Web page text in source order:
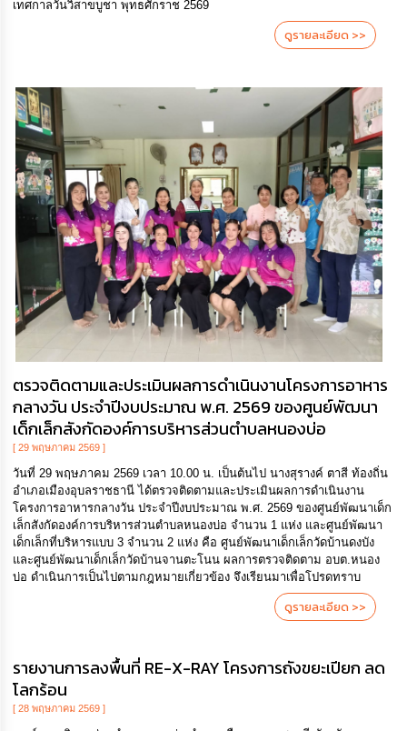
เทศกาลวันวิสาขบูชา พุทธศักราช 2569
ดูรายละเอียด >>
ตรวจติดตามและประเมินผลการดำเนินงานโครงการอาหาร
กลางวัน ประจำปีงบประมาณ พ.ศ. 2569 ของศูนย์พัฒนา
เด็กเล็กสังกัดองค์การบริหารส่วนตำบลหนองบ่อ
[ 29 พฤษภาคม 2569 ]
วันที่ 29 พฤษภาคม 2569 เวลา 10.00 น. เป็นต้นไป นางสุรางค์ ตาสี ท้องถิ่น
อำเภอเมืองอุบลราชธานี ได้ตรวจติดตามและประเมินผลการดำเนินงาน
โครงการอาหารกลางวัน ประจำปีงบประมาณ พ.ศ. 2569 ของศูนย์พัฒนาเด็ก
เล็กสังกัดองค์การบริหารส่วนตำบลหนองบ่อ จำนวน 1 แห่ง และศูนย์พัฒนา
เด็กเล็กที่บริหารแบบ 3 จำนวน 2 แห่ง คือ ศูนย์พัฒนาเด็กเล็กวัดบ้านดงบัง
และศูนย์พัฒนาเด็กเล็กวัดบ้านจานตะโนน ผลการตรวจติดตาม อบต.หนอง
บ่อ ดำเนินการเป็นไปตามกฎหมายเกี่ยวข้อง จึงเรียนมาเพื่อโปรดทราบ
ดูรายละเอียด >>
รายงานการลงพื้นที่ RE-X-RAY โครงการถังขยะเปียก ลด
โลกร้อน
[ 28 พฤษภาคม 2569 ]